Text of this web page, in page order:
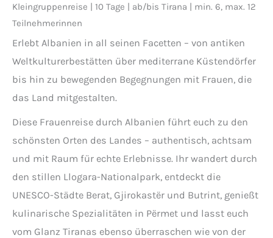
Kleingruppenreise | 10 Tage | ab/bis Tirana | min. 6, max. 12
Teilnehmerinnen
Erlebt Albanien in all seinen Facetten – von antiken
Weltkulturerbestätten über mediterrane Küstendörfer
bis hin zu bewegenden Begegnungen mit Frauen, die
das Land mitgestalten.
Diese Frauenreise durch Albanien führt euch zu den
schönsten Orten des Landes – authentisch, achtsam
und mit Raum für echte Erlebnisse. Ihr wandert durch
den stillen Llogara-Nationalpark, entdeckt die
UNESCO-Städte Berat, Gjirokastër und Butrint, genießt
kulinarische Spezialitäten in Përmet und lasst euch
vom Glanz Tiranas ebenso überraschen wie von der